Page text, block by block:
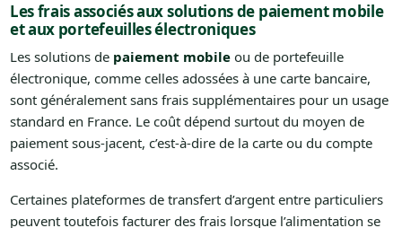
Les frais associés aux solutions de paiement mobile
et aux portefeuilles électroniques
Les solutions de paiement mobileou de portefeuille
électronique, comme celles adossées à une carte bancaire,
sont généralement sans frais supplémentaires pour un usage
standard en France. Le coût dépend surtout du moyen de
paiement sous-jacent, c’est-à-dire de la carte ou du compte
associé.
Certaines plateformes de transfert d’argent entre particuliers
peuvent toutefois facturer des frais lorsque l’alimentation se